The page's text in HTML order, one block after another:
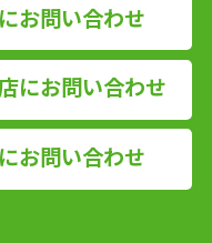
お問い合わせ
にお問い合わせ
お問い合わせ